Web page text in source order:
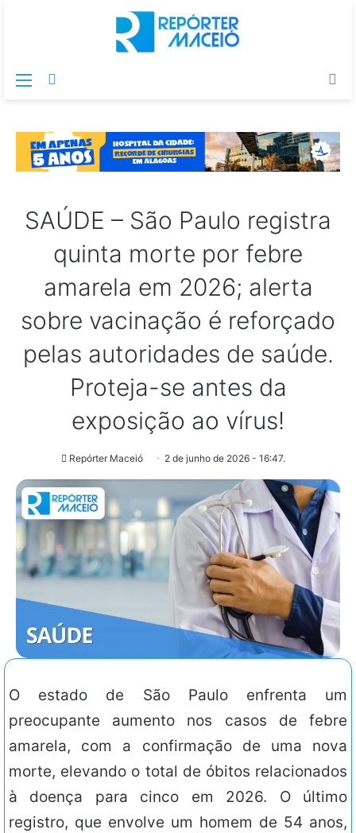
Menu
SAÚDE – São Paulo registra
quinta morte por febre
amarela em 2026; alerta
sobre vacinação é reforçado
pelas autoridades de saúde.
Proteja-se antes da
exposição ao vírus!
Repórter Maceió 2 de junho de 2026 - 16:47.
O estado de São Paulo enfrenta um
preocupante aumento nos casos de febre
amarela, com a confirmação de uma nova
morte, elevando o total de óbitos relacionados
à doença para cinco em 2026. O último
registro, que envolve um homem de 54 anos,